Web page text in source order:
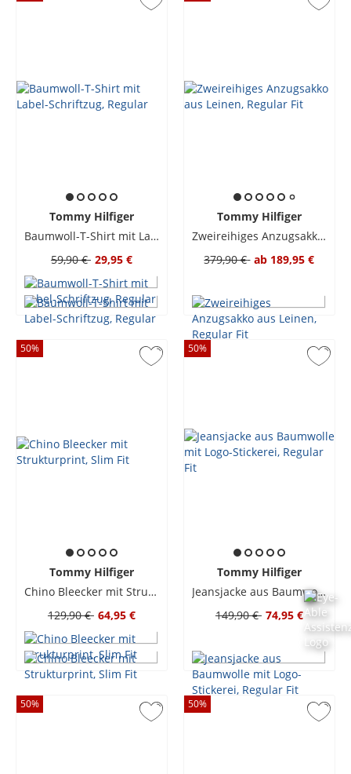
Tommy Hilfiger
Baumwoll-T-Shirt mit Label-Schriftzug, Regular
59,90 € 29,95 €
Tommy Hilfiger
Zweireihiges Anzugsakko aus Leinen, Regular Fit
379,90 € ab 189,95 €
50%
Tommy Hilfiger
Chino Bleecker mit Strukturprint, Slim Fit
129,90 € 64,95 €
50%
Tommy Hilfiger
Jeansjacke aus Baumwolle mit Logo-Stickerei, Regular Fit
149,90 € 74,95 €
50% 50%